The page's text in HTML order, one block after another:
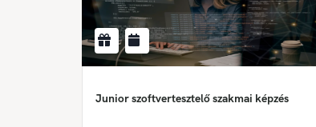
Junior szoftvertesztelő szakmai képzés